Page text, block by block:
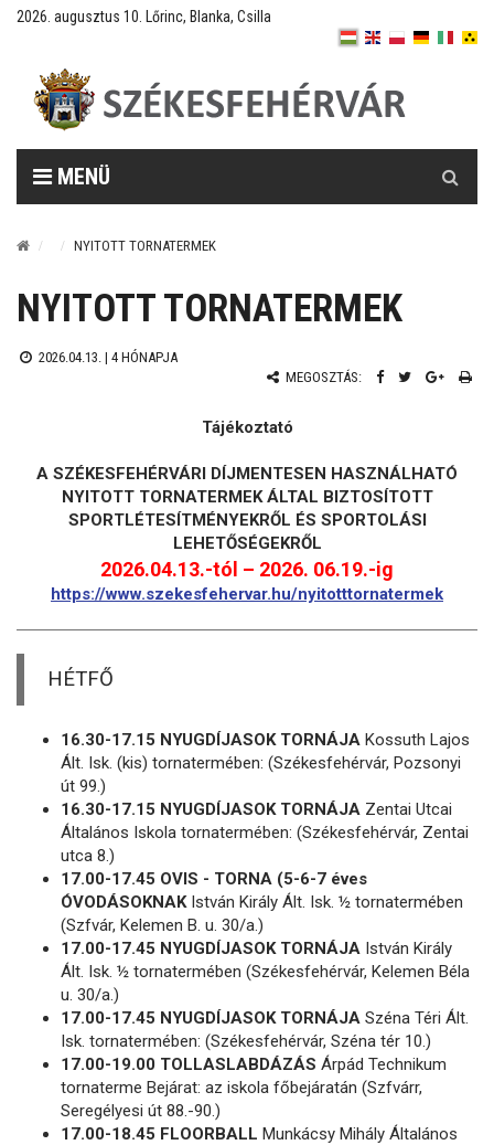
2026. augusztus 10. Lőrinc, Blanka, Csilla
MENÜ
NYITOTT TORNATERMEK
NYITOTT TORNATERMEK
2026.04.13. | 4 HÓNAPJA
MEGOSZTÁS:
Tájékoztató
A SZÉKESFEHÉRVÁRI DÍJMENTESEN HASZNÁLHATÓ
NYITOTT TORNATERMEK ÁLTAL BIZTOSÍTOTT
SPORTLÉTESÍTMÉNYEKRŐL ÉS SPORTOLÁSI
LEHETŐSÉGEKRŐL
2026.04.13.-tól – 2026. 06.19.-ig
https://www.szekesfehervar.hu/nyitotttornatermek
HÉTFŐ
16.30-17.15 NYUGDÍJASOK TORNÁJA Kossuth Lajos
Ált. Isk. (kis) tornatermében: (Székesfehérvár, Pozsonyi
út 99.)
16.30-17.15 NYUGDÍJASOK TORNÁJA Zentai Utcai
Általános Iskola tornatermében: (Székesfehérvár, Zentai
utca 8.)
17.00-17.45 OVIS - TORNA (5-6-7 éves
ÓVODÁSOKNAKIstván Király Ált. Isk. ½ tornatermében
(Szfvár, Kelemen B. u. 30/a.)
17.00-17.45 NYUGDÍJASOK TORNÁJA István Király
Ált. Isk. ½ tornatermében (Székesfehérvár, Kelemen Béla
u. 30/a.)
17.00-17.45 NYUGDÍJASOK TORNÁJA Széna Téri Ált.
Isk. tornatermében: (Székesfehérvár, Széna tér 10.)
17.00-19.00 TOLLASLABDÁZÁS Árpád Technikum
tornaterme Bejárat: az iskola főbejáratán (Szfvárr,
Seregélyesi út 88.-90.)
17.00-18.45 FLOORBALL Munkácsy Mihály Általános